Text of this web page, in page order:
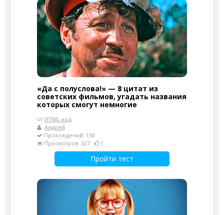
«Да с полуслова!» — 8 цитат из
советских фильмов, угадать названия
которых смогут немногие
HTML-код
Андрей
Прохождений: 150
Просмотров: 327
1
Пройти тест